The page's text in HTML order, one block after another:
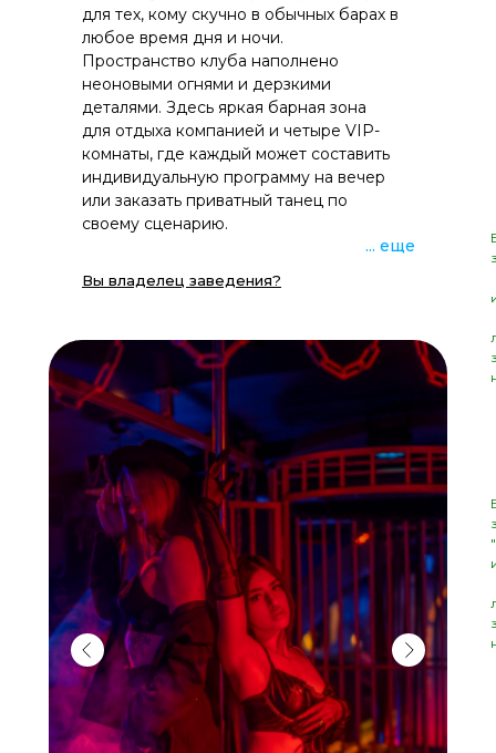
для тех, кому скучно в обычных барах в
любое время дня и ночи.
Пространство клуба наполнено
неоновыми огнями и дерзкими
деталями. Здесь яркая барная зона
для отдыха компанией и четыре VIP-
комнаты, где каждый может составить
индивидуальную программу на вечер
или заказать приватный танец по
своему сценарию.
... еще
Вы владелец заведения?